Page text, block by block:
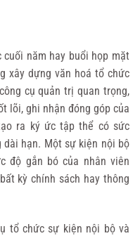
năm hay buổi họp mặt
xây dựng văn hoá tổ chức
cụ quản trị quan trọng,
lõi, ghi nhận đóng góp của
ra ký ức tập thể có sức
hạn. Một sự kiện nội bộ
độ gắn bó của nhân viên
kỳ chính sách hay thông
tổ chức sự kiện nội bộ và